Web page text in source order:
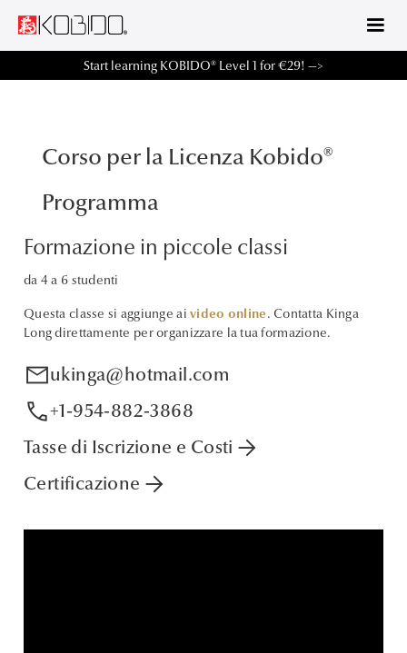
Start learning KOBIDO® Level 1 for €29! —>
Corso per la Licenza Kobido®
Programma
Formazione in piccole classi
da 4 a 6 studenti
Questa classe si aggiunge aivideo online. Contatta Kinga
Long direttamente per organizzare la tua formazione.
mailukinga@hotmail.com
phone+1-954-882-3868
Tasse di Iscrizione e Costi arrow_forward
Certificazione arrow_forward